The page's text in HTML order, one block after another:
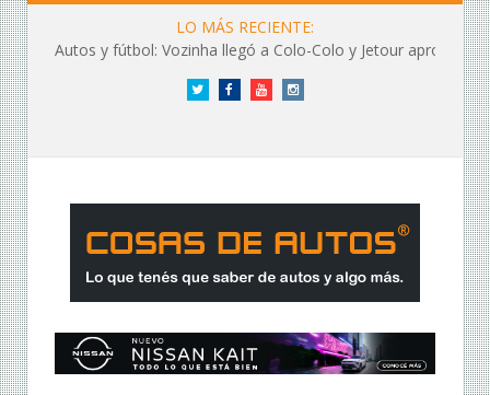
LO MÁS RECIENTE:
Autos y fútbol: Vozinha llegó a Colo-Colo y Jetour aprovechó los flashes
Twitter FacebookYouTubeInstagram